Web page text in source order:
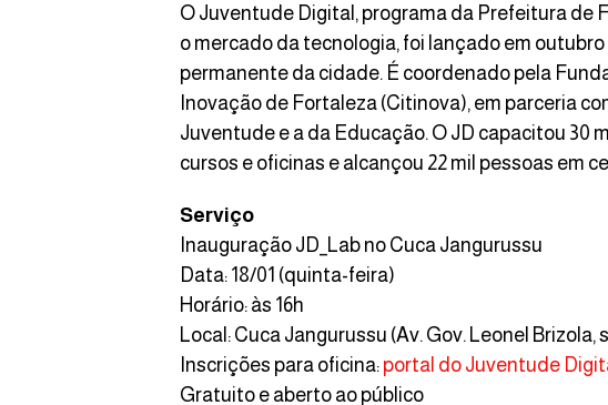
O Juventude Digital, programa da Prefeitura de
o mercado da tecnologia, foi lançado em
permanente da cidade. É coordenado pela
Inovação de Fortaleza (Citinova), em parceria
Juventude e a da Educação. O JD capacitou 30
cursos e oficinas e alcançou 22 mil pessoas em
Serviço
Inauguração JD_Lab no Cuca Jangurussu
Data: 18/01 (quinta-feira)
Horário: às 16h
Local: Cuca Jangurussu (Av. Gov. Leonel Brizola,
Inscrições para oficina: portal do Juventude
Gratuito e aberto ao público